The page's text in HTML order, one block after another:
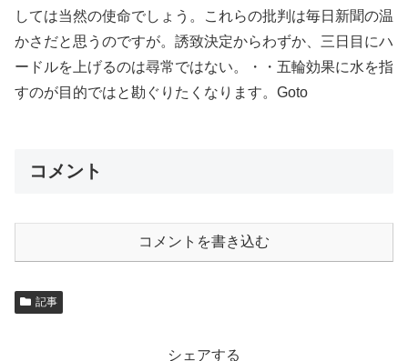
しては当然の使命でしょう。これらの批判は毎日新聞の温
かさだと思うのですが。誘致決定からわずか、三日目にハ
ードルを上げるのは尋常ではない。・・五輪効果に水を指
すのが目的ではと勘ぐりたくなります。Goto
コメント
コメントを書き込む
記事
シェアする